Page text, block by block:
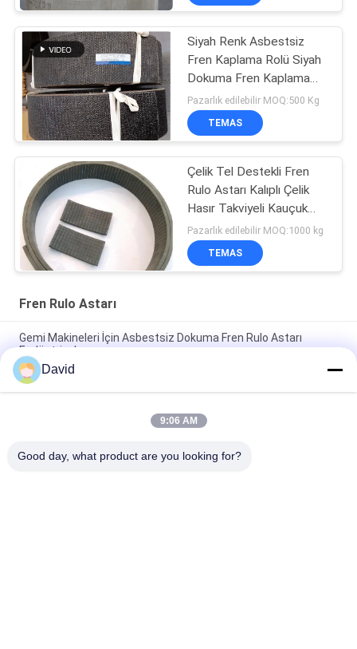
Siyah Renk Asbestsiz
Fren Kaplama Rolü Siyah
Dokuma Fren Kaplama
Rolü Karanlık Fren
Pazarlık edilebilir MOQ:500 Kg
TEMAS
Çelik Tel Destekli Fren
Rulo Astarı Kalıplı Çelik
Hasır Takviyeli Kauçuk
Malzeme
Pazarlık edilebilir MOQ:1000 kg
TEMAS
Fren Rulo Astarı
Gemi Makineleri İçin Asbestsiz Dokuma Fren Rulo Astarı
Endüstriyel
Otomatik Traktör Parçaları Fren Rulosu Astarlı Bakır Pirinçli
Fren Tamburu Fren Pabucu İçin
Cam Viskon Fiber Fren Bandı Astar Malzemesi ISO9001
David
9:06 AM
Good day, what product are you looking for?